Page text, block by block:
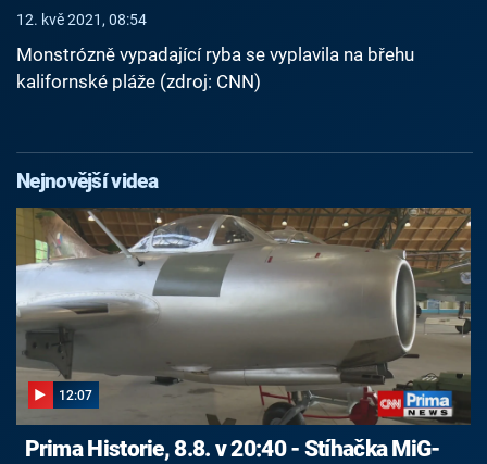
12. kvě 2021, 08:54
Monstrózně vypadající ryba se vyplavila na břehu
kalifornské pláže (zdroj: CNN)
Nejnovější videa
12:07
Prima Historie, 8.8. v 20:40 - Stíhačka MiG-